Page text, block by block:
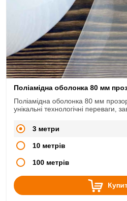
Поліамідна оболонка 80 мм
Поліамідна оболонка 80 мм
унікальні технологічні переваги,
3 метри
10 метрів
100 метрів